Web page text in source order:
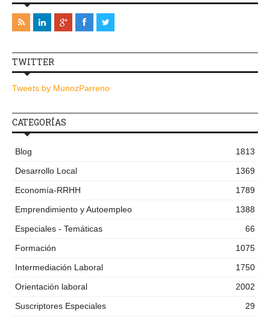
TWITTER
Tweets by MunozParreno
CATEGORÍAS
Blog
1813
Desarrollo Local
1369
Economía-RRHH
1789
Emprendimiento y Autoempleo
1388
Especiales - Temáticas
66
Formación
1075
Intermediación Laboral
1750
Orientación laboral
2002
Suscriptores Especiales
29